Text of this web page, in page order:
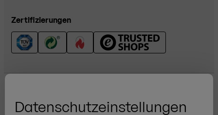
Datenschutzeinstellungen
Zertifizierungen